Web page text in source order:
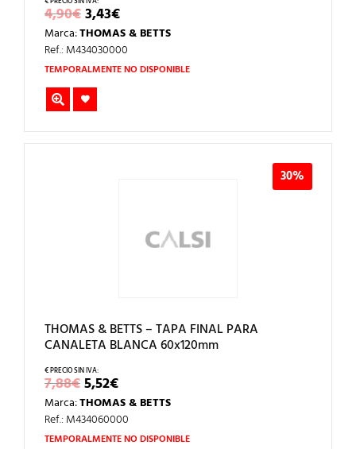
4,90€EL
PRECIO
ORIGINAL
ERA:
4,90€.
3,43€EL
PRECIO
ACTUAL
ES:
3,43€.
Marca:THOMAS & BETTS
Ref.: M434030000
TEMPORALMENTE NO DISPONIBLE
30%
THOMAS & BETTS – TAPA FINAL PARA
CANALETA BLANCA 60x120mm
7,88€EL
PRECIO
ORIGINAL
ERA:
7,88€.
5,52€EL
PRECIO
ACTUAL
ES:
5,52€.
Marca:THOMAS & BETTS
Ref.: M434060000
TEMPORALMENTE NO DISPONIBLE